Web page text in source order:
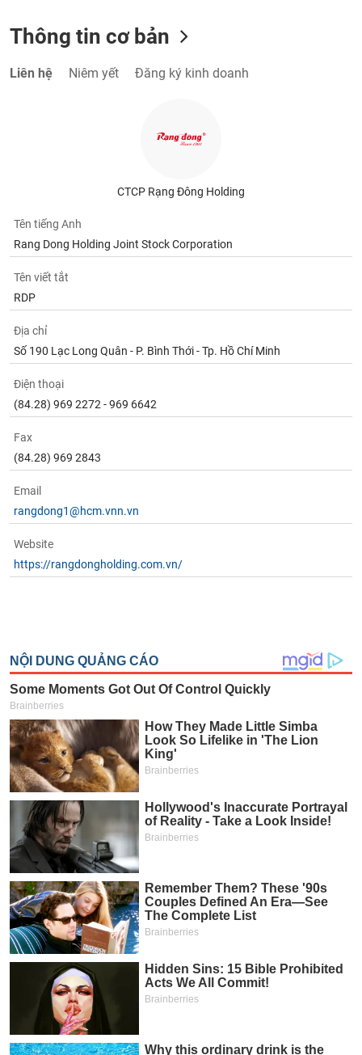
Thông tin cơ bản
Liên hệ Niêm yết Đăng ký kinh doanh
CTCP Rạng Đông Holding
Tên tiếng Anh
Rang Dong Holding Joint Stock Corporation
Tên viết tắt
RDP
Địa chỉ
Số 190 Lạc Long Quân - P. Bình Thới - Tp. Hồ Chí Minh
Điện thoại
(84.28) 969 2272 - 969 6642
Fax
(84.28) 969 2843
Email
rangdong1@hcm.vnn.vn
Website
https://rangdongholding.com.vn/